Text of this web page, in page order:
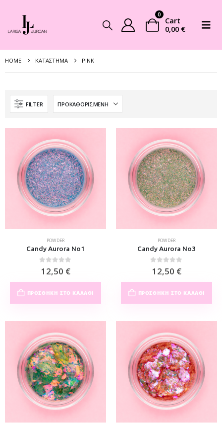
0
Cart
0,00 €
HOME ΚΑΤΆΣΤΗΜΑ PINK
FILTER
POWDER
Candy Aurora No1
0out of 5
12,50 €
ΠΡΟΣΘΉΚΗ ΣΤΟ ΚΑΛΆΘΙ
POWDER
Candy Aurora No3
0out of 5
12,50 €
ΠΡΟΣΘΉΚΗ ΣΤΟ ΚΑΛΆΘΙ